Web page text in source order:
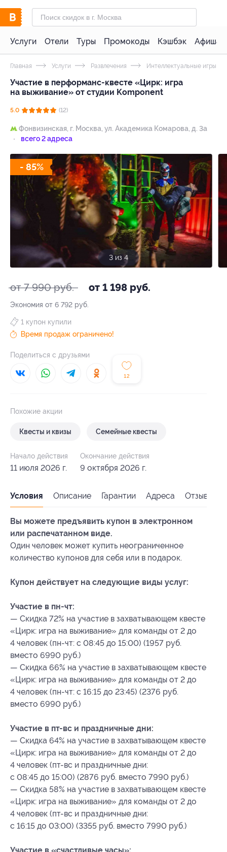
Услуги Отели Туры Промокоды Кэшбэк Афиша
Главная Услуги Развлечения Интеллектуальные игры
Участие в перформанс-квесте «Цирк: игра
на выживание» от студии Komponent
5.0 (12)
Фонвизинская, г. Москва, ул. Академика Комарова, д. 3а
всего 2 адреса
- 85%
3 из 4
от 7 990 руб. от 1 198 руб.
Экономия от 6 792 руб.
12
1 купон купили
Время продаж ограничено!
Поделиться с друзьями
Похожие акции
Квесты и квизы Семейные квесты
Начало действия
11 июля 2026 г.
Окончание действия
9 октября 2026 г.
Условия Описание Гарантии Адреса Отзывы
Вы можете предъявить купон в электронном
или распечатанном виде.
Один человек может купить неограниченное
количество купонов для себя или в подарок.
Купон действует на следующие виды услуг:
Участие в пн-чт:
— Скидка 72% на участие в захватывающем квесте
«Цирк: игра на выживание» для команды от 2 до
4 человек (пн-чт: с 08:45 до 15:00) (1957 руб.
вместо 6990 руб.)
— Скидка 66% на участие в захватывающем квесте
«Цирк: игра на выживание» для команды от 2 до
4 человек (пн-чт: с 16:15 до 23:45) (2376 руб.
вместо 6990 руб.)
Участие в пт-вс и праздничные дни:
— Скидка 64% на участие в захватывающем квесте
«Цирк: игра на выживание» для команды от 2 до
4 человек (пт-вс и праздничные дни:
с 08:45 до 15:00) (2876 руб. вместо 7990 руб.)
— Скидка 58% на участие в захватывающем квесте
«Цирк: игра на выживание» для команды от 2 до
4 человек (пт-вс и праздничные дни:
с 16:15 до 03:00) (3355 руб. вместо 7990 руб.)